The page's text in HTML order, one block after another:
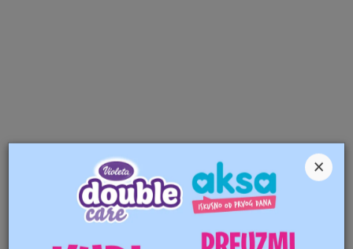
URL IS INCORECT
×